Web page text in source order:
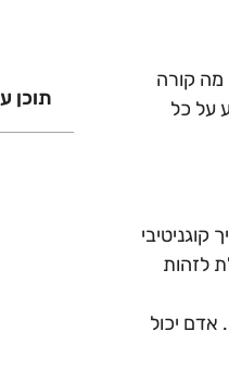
מה קורה
על כל
לזהות
יכול
תוכן